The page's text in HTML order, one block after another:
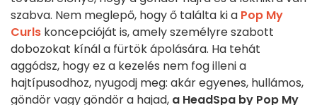
szabva. Nem meglepő, hogy ő találta ki a Pop My
Curls koncepcióját is, amely személyre szabott
dobozokat kínál a fürtök ápolására. Ha tehát
aggódsz, hogy ez a kezelés nem fog illeni a
hajtípusodhoz, nyugodj meg: akár egyenes, hullámos,
göndör vagy göndör a hajad, a HeadSpa by Pop My